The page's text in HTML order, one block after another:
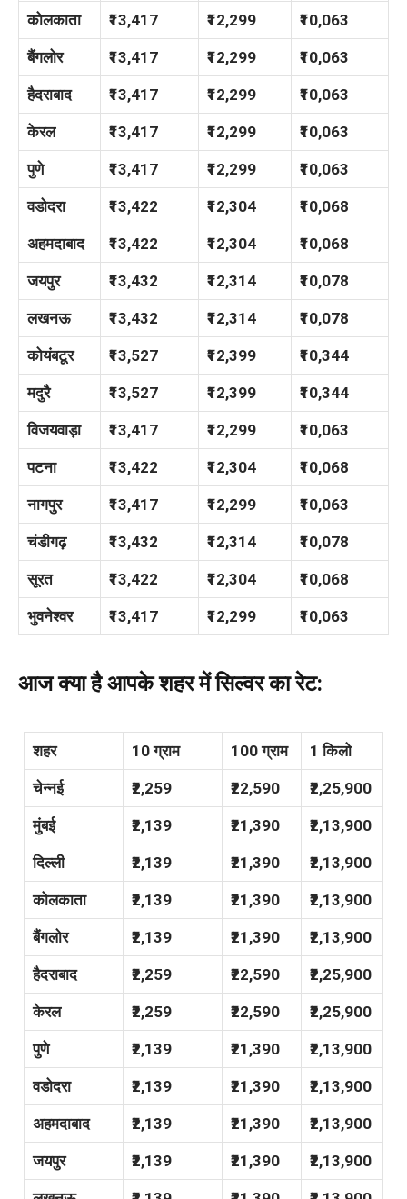
कोलकाता ₹13,417 ₹12,299 ₹10,063
बैंगलोर ₹13,417 ₹12,299 ₹10,063
हैदराबाद ₹13,417 ₹12,299 ₹10,063
केरल ₹13,417 ₹12,299 ₹10,063
पुणे ₹13,417 ₹12,299 ₹10,063
वडोदरा ₹13,422 ₹12,304 ₹10,068
अहमदाबाद ₹13,422 ₹12,304 ₹10,068
जयपुर ₹13,432 ₹12,314 ₹10,078
लखनऊ ₹13,432 ₹12,314 ₹10,078
कोयंबटूर ₹13,527 ₹12,399 ₹10,344
मदुरै ₹13,527 ₹12,399 ₹10,344
विजयवाड़ा ₹13,417 ₹12,299 ₹10,063
पटना ₹13,422 ₹12,304 ₹10,068
नागपुर ₹13,417 ₹12,299 ₹10,063
चंडीगढ़ ₹13,432 ₹12,314 ₹10,078
सूरत ₹13,422 ₹12,304 ₹10,068
भुवनेश्वर ₹13,417 ₹12,299 ₹10,063
आज क्या है आपके शहर में सिल्वर का रेट:
शहर 10 ग्राम 100 ग्राम 1 किलो
चेन्नई ₹2,259 ₹22,590 ₹2,25,900
मुंबई ₹2,139 ₹21,390 ₹2,13,900
दिल्ली ₹2,139 ₹21,390 ₹2,13,900
कोलकाता ₹2,139 ₹21,390 ₹2,13,900
बैंगलोर ₹2,139 ₹21,390 ₹2,13,900
हैदराबाद ₹2,259 ₹22,590 ₹2,25,900
केरल ₹2,259 ₹22,590 ₹2,25,900
पुणे ₹2,139 ₹21,390 ₹2,13,900
वडोदरा ₹2,139 ₹21,390 ₹2,13,900
अहमदाबाद ₹2,139 ₹21,390 ₹2,13,900
जयपुर ₹2,139 ₹21,390 ₹2,13,900